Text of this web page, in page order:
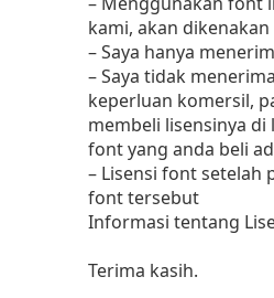
kami, akan dikenakan
– Saya hanya
– Saya tidak
keperluan komersil,
membeli lisensinya di
font yang anda beli
– Lisensi font setelah
font tersebut
Informasi tentang
Terima kasih.